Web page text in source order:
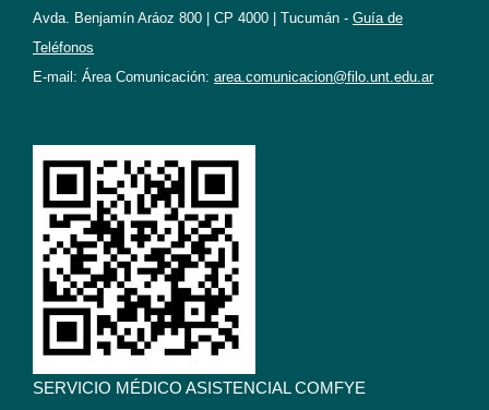
Avda. Benjamín Aráoz 800 | CP 4000 | Tucumán - Guía de
Teléfonos
E-mail: Área Comunicación: area.comunicacion@filo.unt.edu.ar
SERVICIO MÉDICO ASISTENCIAL COMFYE